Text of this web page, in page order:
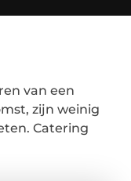
van een
zijn weinig
Catering